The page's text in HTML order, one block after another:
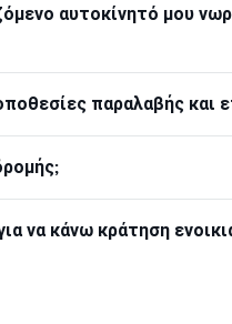
αυτοκίνητό μου
παραλαβής και
να κάνω κράτηση